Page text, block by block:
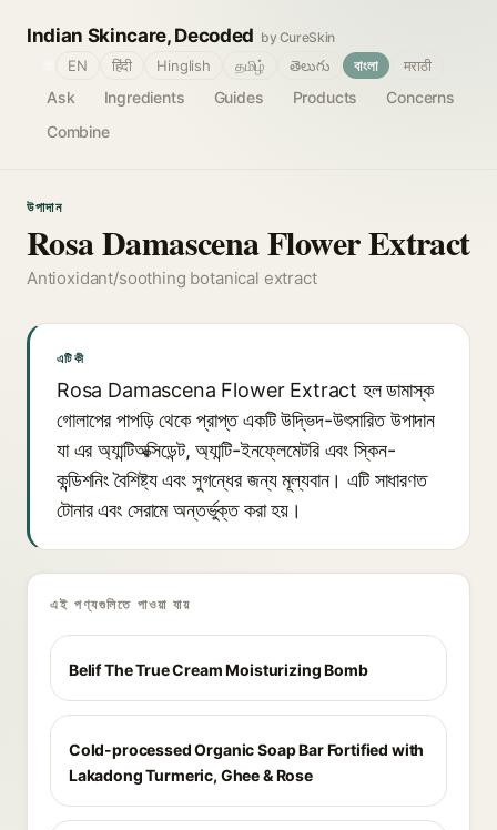
Indian Skincare, Decoded by CureSkin
Ask Ingredients Guides Products
Concerns
Combine
EN हिंदी Hinglish தமிழ் తెలుగు বাংলা मराठी
উপাদান
Rosa Damascena Flower Extract
Antioxidant/soothing botanical extract
এটি কী
Rosa Damascena Flower Extract হল ডামাস্ক
গোলাপের পাপড়ি থেকে প্রাপ্ত একটি উদ্ভিদ-উৎসারিত উপাদান
যা এর অ্যান্টিঅক্সিডেন্ট, অ্যান্টি-ইনফ্লেমেটরি এবং স্কিন-
কন্ডিশনিং বৈশিষ্ট্য এবং সুগন্ধের জন্য মূল্যবান। এটি সাধারণত
টোনার এবং সেরামে অন্তর্ভুক্ত করা হয়।
এই পণ্যগুলিতে পাওয়া যায়
Belif The True Cream Moisturizing Bomb
Cold-processed Organic Soap Bar Fortified with
Lakadong Turmeric, Ghee & Rose